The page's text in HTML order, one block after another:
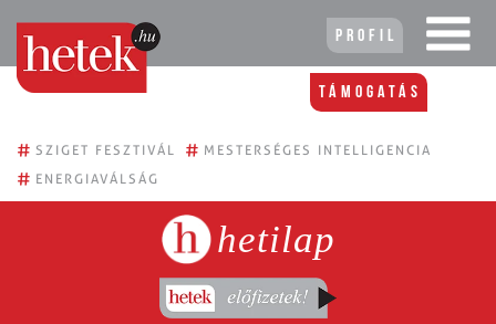
Profil
Támogatás
# SZIGET FESZTIVÁL # MESTERSÉGES INTELLIGENCIA
# ENERGIAVÁLSÁG
hetilap